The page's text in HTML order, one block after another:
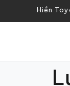
Hiền